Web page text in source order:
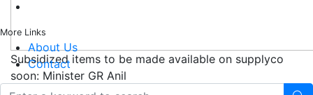
More Links
About Us
Contact
Subsidized items to be made available on supplyco
soon: Minister GR Anil